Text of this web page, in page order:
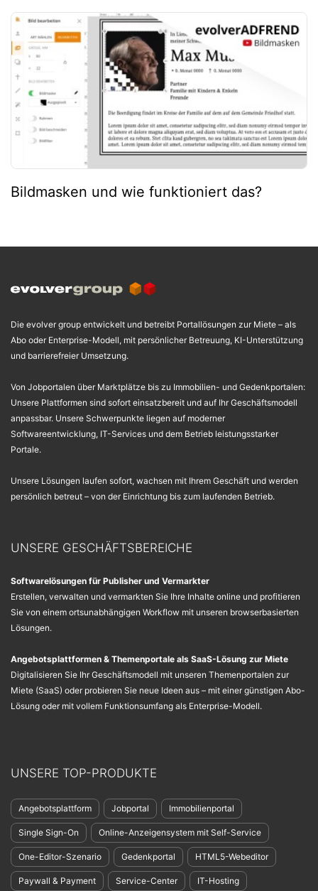
Bildmasken und wie funktioniert das?
Die evolver group entwickelt und betreibt Portallösungen zur Miete – als
Abo oder Enterprise-Modell, mit persönlicher Betreuung, KI-Unterstützung
und barrierefreier Umsetzung.
Von Jobportalen über Marktplätze bis zu Immobilien- und Gedenkportalen:
Unsere Plattformen sind sofort einsatzbereit und auf Ihr Geschäftsmodell
anpassbar. Unsere Schwerpunkte liegen auf moderner
Softwareentwicklung, IT-Services und dem Betrieb leistungsstarker
Portale.
Unsere Lösungen laufen sofort, wachsen mit Ihrem Geschäft und werden
persönlich betreut – von der Einrichtung bis zum laufenden Betrieb.
UNSERE GESCHÄFTSBEREICHE
Softwarelösungen für Publisher und Vermarkter
Erstellen, verwalten und vermarkten Sie Ihre Inhalte online und profitieren
Sie von einem ortsunabhängigen Workflow mit unseren browserbasierten
Lösungen.
Angebotsplattformen & Themenportale als SaaS-Lösung zur Miete
Digitalisieren Sie Ihr Geschäftsmodell mit unseren Themenportalen zur
Miete (SaaS) oder probieren Sie neue Ideen aus – mit einer günstigen Abo-
Lösung oder mit vollem Funktionsumfang als Enterprise-Modell.
UNSERE TOP-PRODUKTE
Angebotsplattform Jobportal Immobilienportal
Single Sign-On Online-Anzeigensystem mit Self-Service
One-Editor-Szenario Gedenkportal HTML5-Webeditor
Paywall & Payment Service-Center IT-Hosting